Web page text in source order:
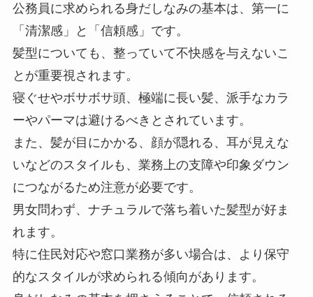
公務員に求められる身だしなみの基本は、第一に
「清潔感」と「信頼感」です。
髪型についても、整っていて不快感を与えないこ
とが重要視されます。
寝ぐせやボサボサ頭、極端に長い髪、派手なカラ
ーやパーマは避けるべきとされています。
また、髪が目にかかる、顔が隠れる、耳が見えな
いなどのスタイルも、業務上の支障や印象ダウン
につながるため注意が必要です。
男女問わず、ナチュラルで落ち着いた髪型が好ま
れます。
特に住民対応や窓口業務が多い場合は、より保守
的なスタイルが求められる傾向があります。